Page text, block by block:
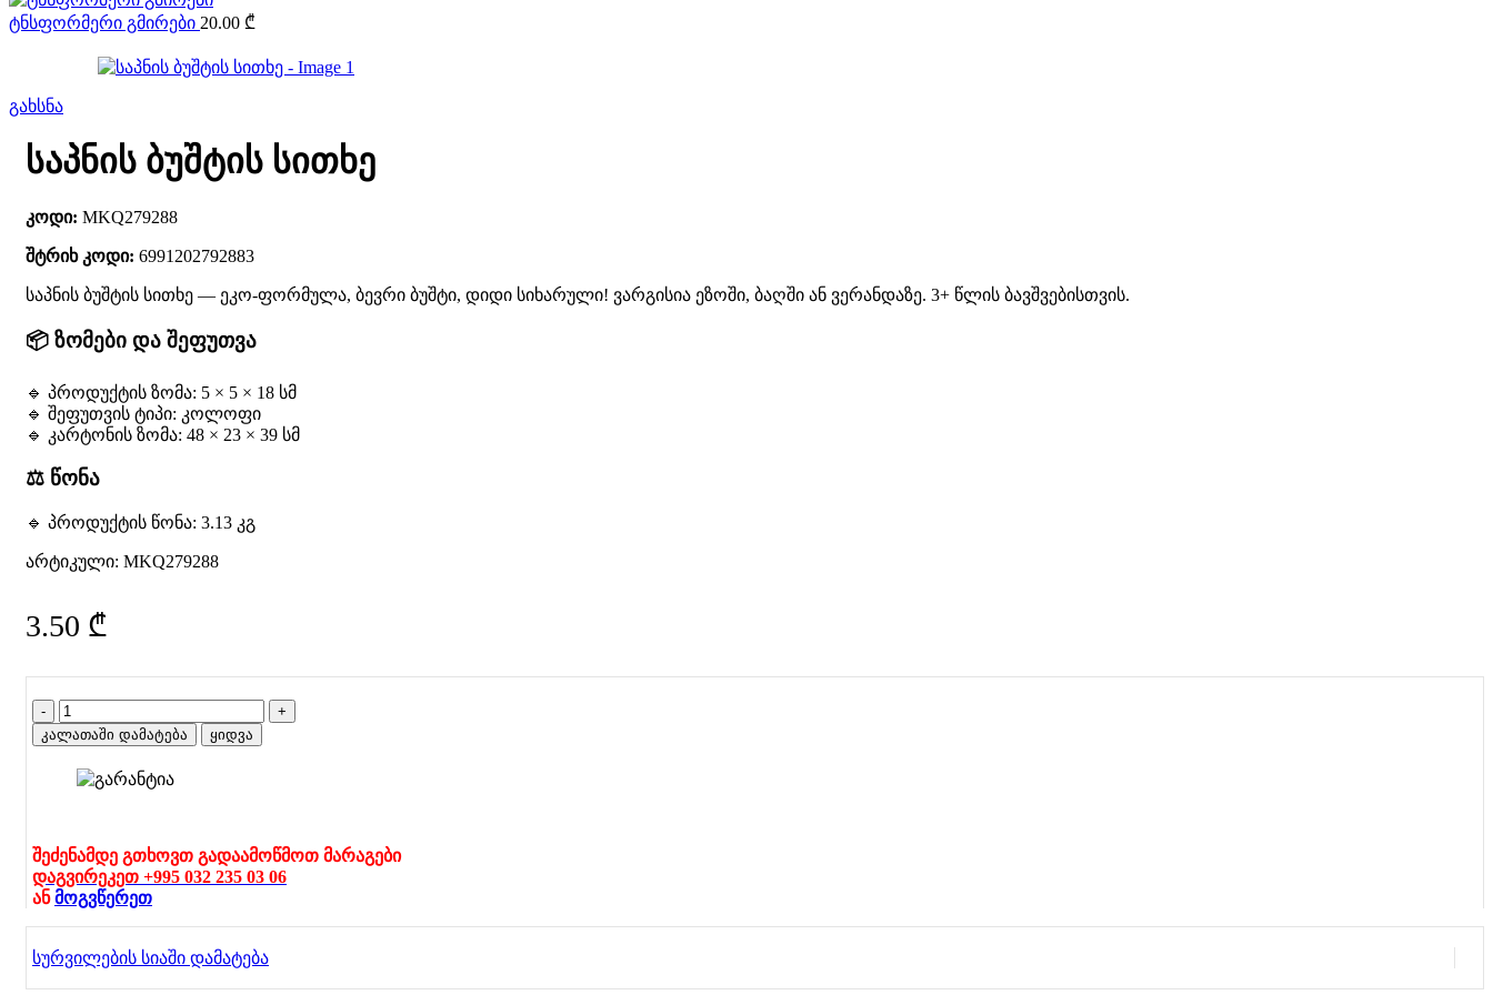
ტნსფორმერი გმირები 20.00 ₾
გახსნა
საპნის ბუშტის სითხე
კოდი: MKQ279288
შტრიხ კოდი: 6991202792883
საპნის ბუშტის სითხე — ეკო-ფორმულა, ბევრი ბუშტი, დიდი სიხარული! ვარგისია ეზოში, ბაღში ან ვერანდაზე. 3+ წლის ბავშვებისთვის.
📦 ზომები და შეფუთვა
🔹 პროდუქტის ზომა: 5 × 5 × 18 სმ
🔹 შეფუთვის ტიპი: კოლოფი
🔹 კარტონის ზომა: 48 × 23 × 39 სმ
⚖️ წონა
🔹 პროდუქტის წონა: 3.13 კგ
არტიკული: MKQ279288
3.50 ₾
რაოდენობა:
საპნის
ბუშტის
სითხე
კალათაში დამატება ყიდვა
შეძენამდე გთხოვთ გადაამოწმოთ მარაგები
დაგვირეკეთ +995 032 235 03 06
ანმოგვწერეთ
სურვილების სიაში დამატება